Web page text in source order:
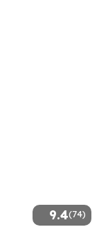
9.4(74)